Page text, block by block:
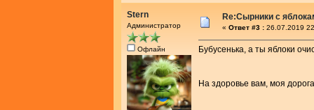
Stern
Администратор
Офлайн
Re:Сырники с
« Ответ #3 : 26.07.2019
Бубусенька, а ты яблоки
На здоровье вам, моя